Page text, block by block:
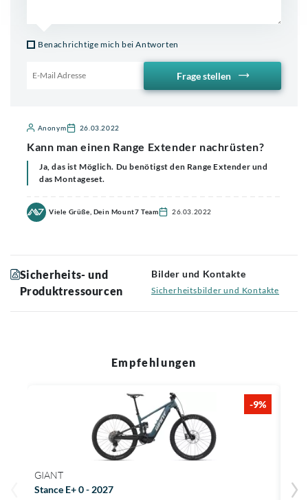
Benachrichtige mich bei Antworten
Frage stellen
Anonym 26.03.2022
Kann man einen Range Extender nachrüsten?
Ja, das ist Möglich. Du benötigst den Range Extender und
dasMontageset.
Viele Grüße, Dein Mount7 Team 26.03.2022
Sicherheits- und
Produktressourcen
Bilder und Kontakte
Sicherheitsbilder und Kontakte
Empfehlungen
-9%
GIANT
Stance E+ 0 - 2027